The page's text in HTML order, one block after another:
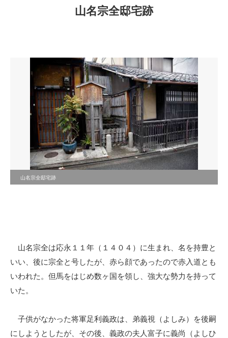
山名宗全邸宅跡
山名宗全邸宅跡
山名宗全は応永１１年（１４０４）に生まれ、名を持豊と
いい、後に宗全と号したが、赤ら顔であったので赤入道とも
いわれた。但馬をはじめ数ヶ国を領し、強大な勢力を持って
いた。
子供がなかった将軍足利義政は、弟義視（よしみ）を後嗣
にしようとしたが、その後、義政の夫人富子に義尚（よしひ